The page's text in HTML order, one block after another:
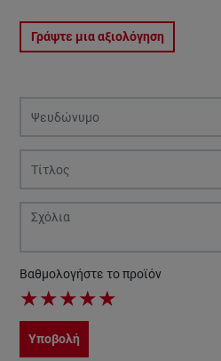
Γράψτε μια αξιολόγηση
Βαθμολογήστε το προϊόν
★★★★★
Υποβολή